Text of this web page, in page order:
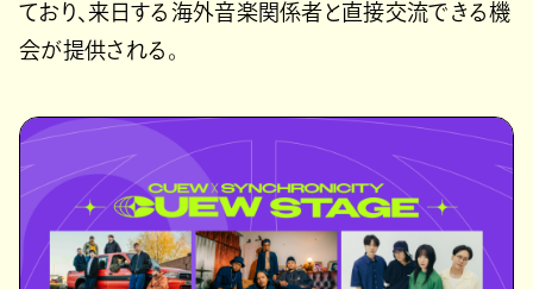
ており、来日する海外音楽関係者と直接交流できる機
会が提供される。